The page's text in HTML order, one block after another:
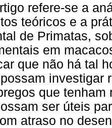
refere-se a
teóricos e a
de Primatas,
em
que não há tal
investigar
que
ser úteis
atraso no